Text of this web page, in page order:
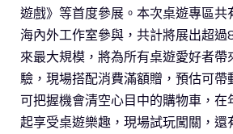
遊戲》等首度參展。本次桌遊專區
海內外工作室參與，共計將展出超
來最大規模，將為所有桌遊愛好者帶
驗，現場搭配消費滿額贈，預估可帶
可把握機會清空心目中的購物車，在
起享受桌遊樂趣，現場試玩闖關，還